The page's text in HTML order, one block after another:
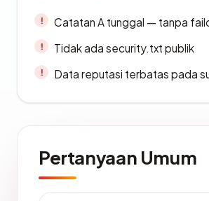
Catatan A tunggal — tanpa
Tidak ada security.txt publik
Data reputasi terbatas pada
Pertanyaan Umum